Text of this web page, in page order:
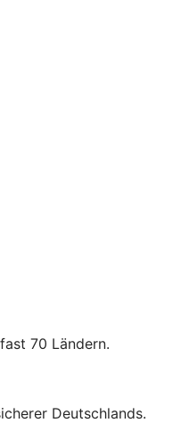
70 Ländern.
Deutschlands.